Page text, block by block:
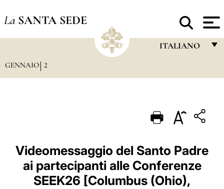
La SANTA SEDE
ITALIANO
PORTUGUÊS
ESPAÑOL
DEUTSCH
POLSKI
GENNAIO 2
Videomessaggio del Santo Padre
ai partecipanti alle Conferenze
SEEK26 [Columbus (Ohio),